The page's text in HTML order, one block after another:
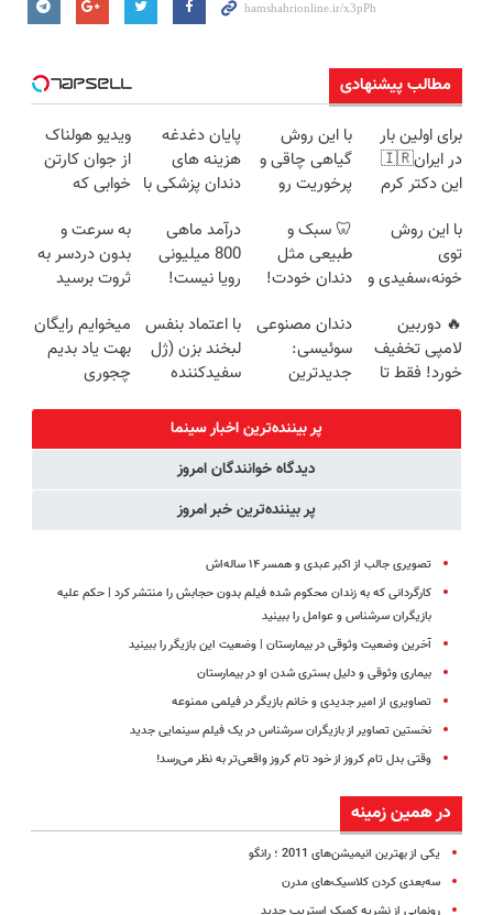
مطالب پیشنهادی
برای اولین بار
در ایران🇮🇷
این دکتر کرم
روزه ساخت!
با این روش
گیاهی چاقی و
پرخوریت رو
پایان دغدغه
هزینه های
دندان پزشکی با
کننده خانگی
ویدیو هولناک
از جوان کارتن
خوابی که
آموزش رایگان
با این روش
توی
خونه،سفیدی و
برگردون
(40%off)
🦷 سبک و
طبیعی مثل
دندان خودت!
پرداخت
اقساطی 💳 📍
تهران
درآمد ماهی
800 میلیونی
رویا نیست!
مجانیه😉
به سرعت و
بدون دردسر به
ثروت برسید
رایگان
پولسازی)
🔥 دوربین
لامپی تخفیف
خورد! فقط تا
دندان مصنوعی
سوئیسی:
جدیدترین
سبک و مقاوم |
پرداخت قسطی
با اعتماد بنفس
لبخند بزن (ژل
سفیدکننده
میخوایم رایگان
بهت یاد بدیم
چجوری
مجانیه
پر بیننده‌ترین اخبار سینما
دیدگاه خوانندگان امروز
پر بیننده‌ترین خبر امروز
تصویری جالب از اکبر عبدی و همسر ۱۴ ساله‌اش
کارگردانی که به زندان محکوم شده فیلم بدون حجابش را منتشر کرد | حکم علیه
بازیگران سرشناس و عوامل را ببینید
آخرین وضعیت وثوقی در بیمارستان | وضعیت این بازیگر را ببینید
بیماری وثوقی و دلیل بستری شدن او در بیمارستان
تصاویری از امیر جدیدی و خانم بازیگر در فیلمی ممنوعه
نخستین تصاویر از بازیگران سرشناس در یک فیلم سینمایی جدید
وقتی بدل تام کروز از خود تام کروز واقعی‌تر به نظر می‌رسد!
در همین زمینه
یکی از بهترین انیمیشن‌های 2011 ؛ رانگو
سه‌بعدی کردن کلاسیک‌های مدرن
رونمایی از نشریه کمیک استریپ جدید